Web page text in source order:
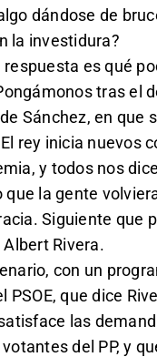
dándose de
la investidura?
respuesta es qué
tras el
Sánchez, en que
rey inicia nuevos
y todos nos
la gente
Siguiente que
Rivera.
con un
PSOE, que dice
las
del PP, y